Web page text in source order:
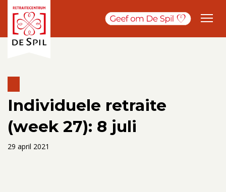
Individuele retraite
(week 27): 8 juli
29 april 2021